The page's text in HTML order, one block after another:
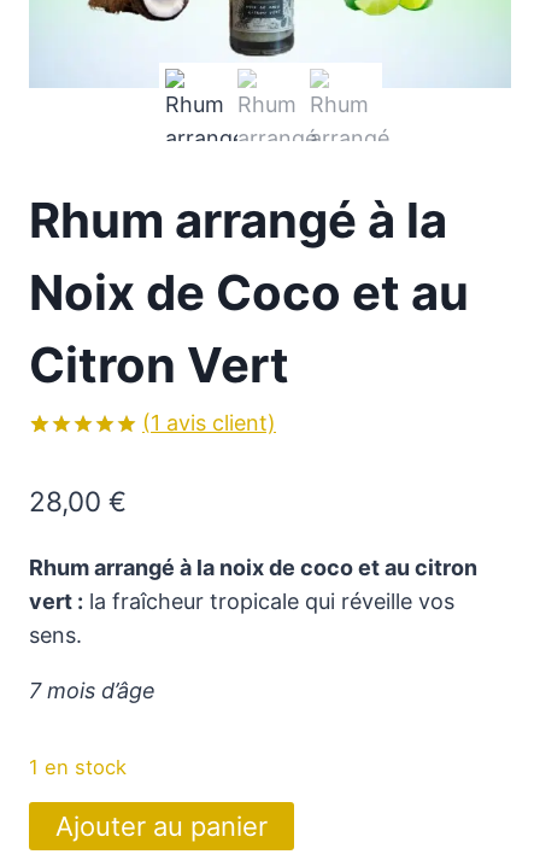
Rhum arrangé à la
Noix de Coco et au
Citron Vert
sur notation
client
(1 avis client)
28,00 €
Rhum arrangé à la noix de coco et au citron
vert : la fraîcheur tropicale qui réveille vos
sens.
7 mois d’âge
1 en stock
quantité
de
Ajouter au panier